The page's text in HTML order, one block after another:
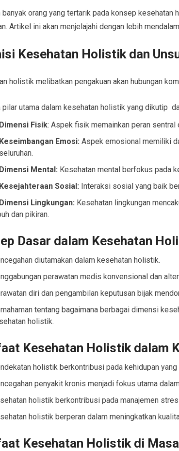
banyak orang yang tertarik pada konsep kesehatan
Artikel ini akan menjelajahi dengan lebih
Kesehatan Holistik dan
holistik melibatkan pengakuan akan hubungan
pilar utama dalam kesehatan holistik yang dikutip
Fisik: Aspek fisik memainkan peran sentral
Emosi: Aspek emosional memiliki
Mental: Kesehatan mental berfokus pada
Sosial: Interaksi sosial yang baik
Lingkungan: Kesehatan lingkungan
dan pikiran.
Dasar dalam Kesehatan
diutamakan dalam kesehatan holistik.
perawatan medis konvensional dan
diri dan pengambilan keputusan bijak
tentang bagaimana berbagai dimensi
holistik.
Kesehatan Holistik dalam
holistik berkontribusi pada kehidupan
penyakit kronis menjadi fokus utama
holistik berkontribusi pada manajemen
holistik berperan dalam meningkatkan
Kesehatan Holistik di